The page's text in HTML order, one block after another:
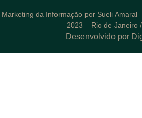
Marketing da Informação por Sueli Amaral
2023 – Rio de Janeiro
Desenvolvido por